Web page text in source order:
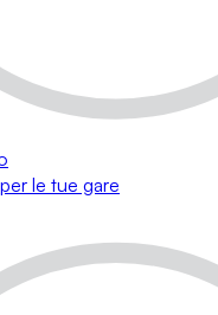
le tue gare